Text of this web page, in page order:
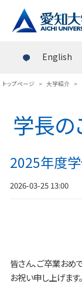
English
トップページ > 大学紹介 >
学長の
2025年度
2026-03-25 13:00
皆さん、ご卒業おめ
お祝い申し上げま